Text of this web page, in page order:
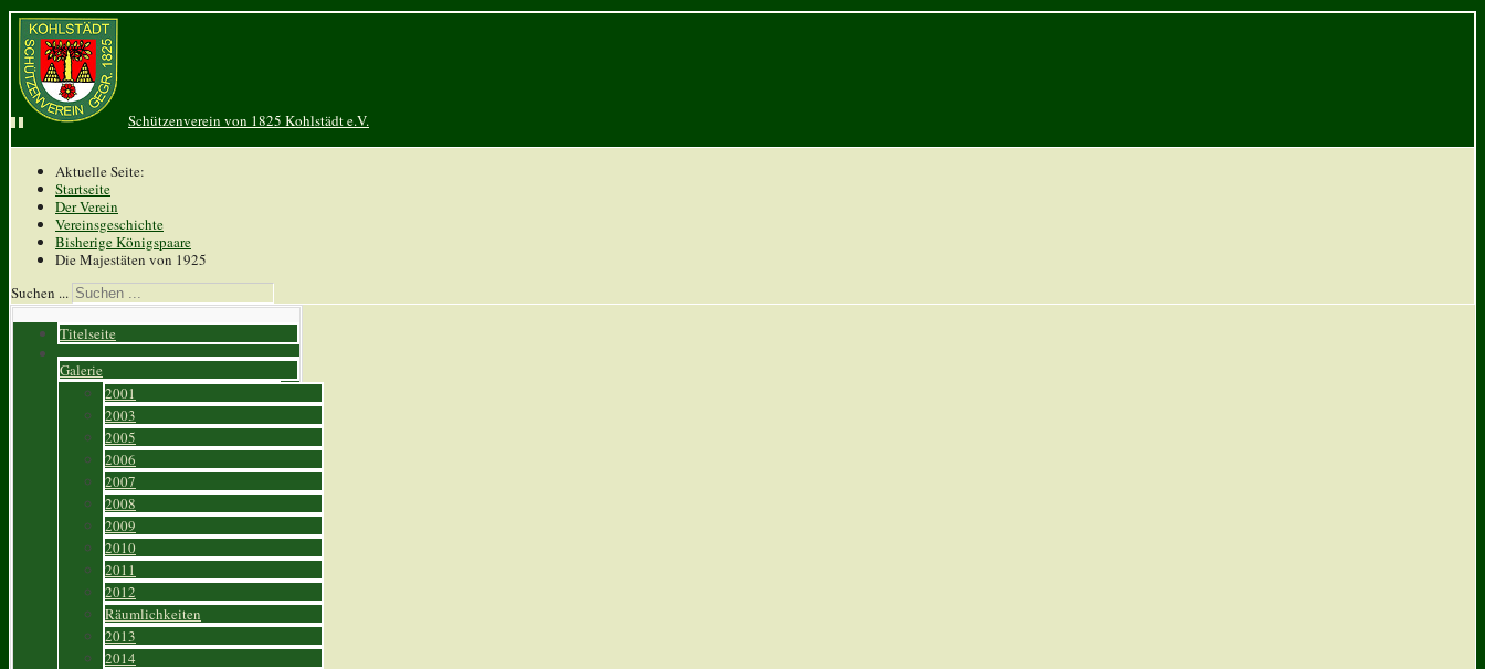
Schützenverein von 1825 Kohlstädt e.V.
Aktuelle Seite:
Startseite
Der Verein
Vereinsgeschichte
Bisherige Königspaare
Die Majestäten von 1925
Suchen ...
Titelseite
Galerie
2001
2003
2005
2006
2007
2008
2009
2010
2011
2012
Räumlichkeiten
2013
2014